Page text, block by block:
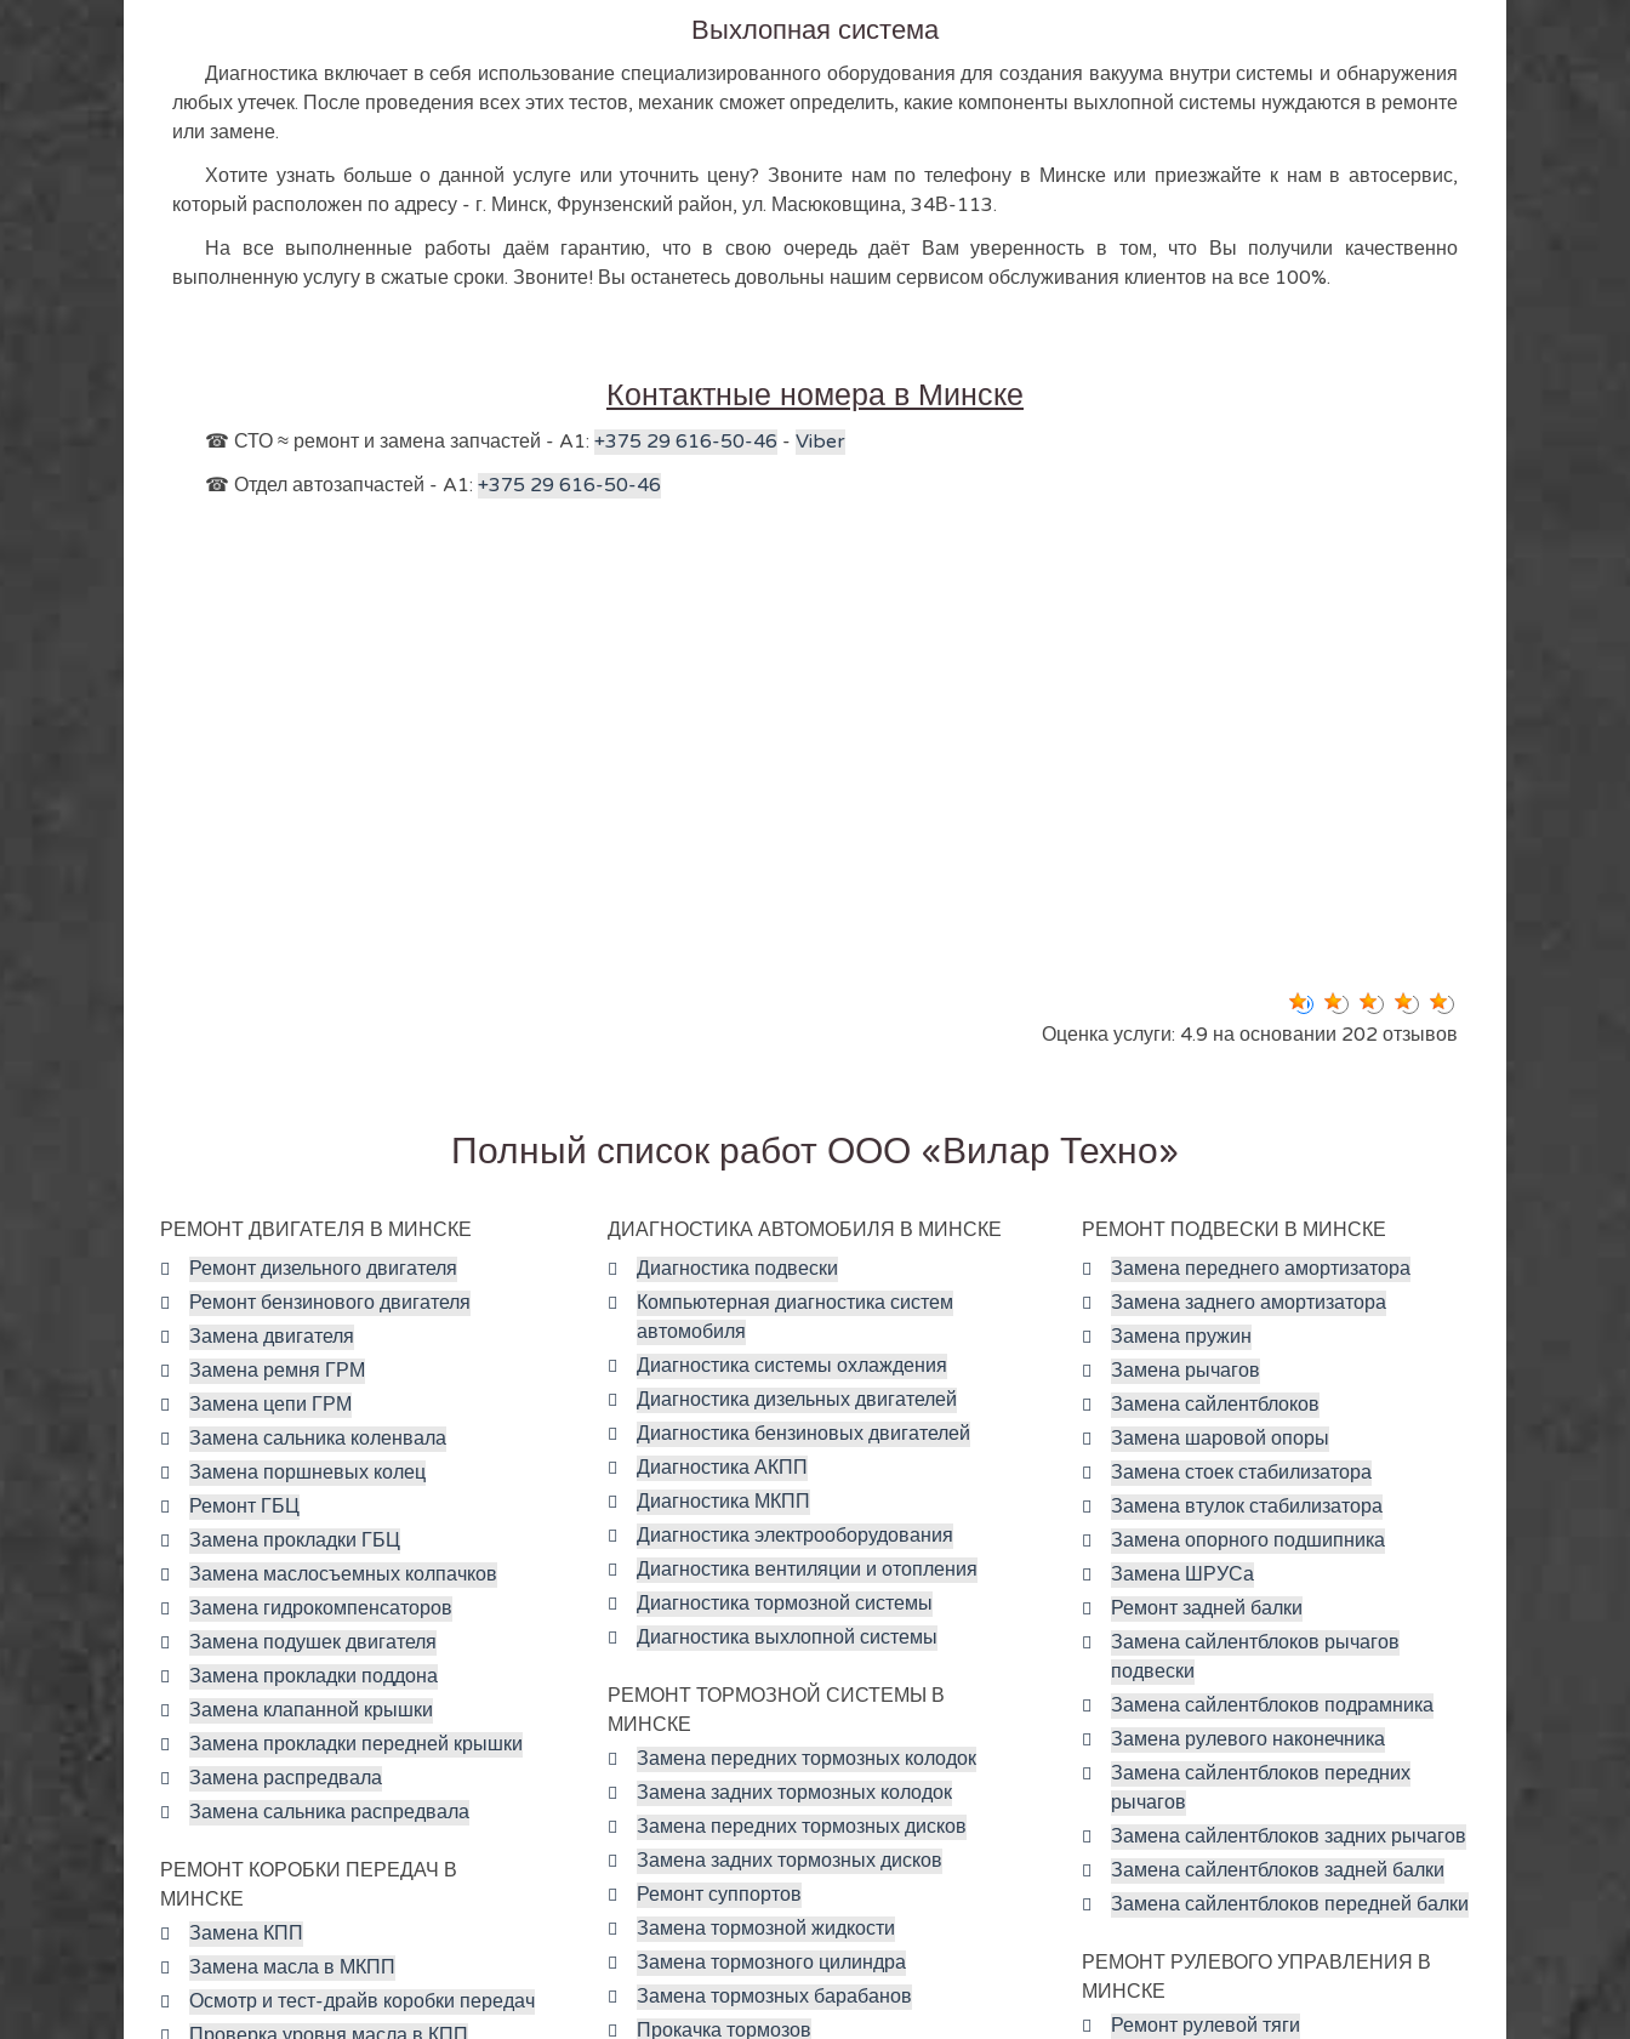
Выхлопная система
Диагностика включает в себя использование специализированного оборудования для создания вакуума внутри системы и обнаружения
любых утечек. После проведения всех этих тестов, механик сможет определить, какие компоненты выхлопной системы нуждаются в ремонте
или замене.
Хотите узнать больше о данной услуге или уточнить цену? Звоните нам по телефону в Минске или приезжайте к нам в автосервис,
который расположен по адресу - г. Минск, Фрунзенский район, ул. Масюковщина, 34В-113.
На все выполненные работы даём гарантию, что в свою очередь даёт Вам уверенность в том, что Вы получили качественно
выполненную услугу в сжатые сроки. Звоните! Вы останетесь довольны нашим сервисом обслуживания клиентов на все 100%.
Контактные номера в Минске
☎ СТО ≈ ремонт и замена запчастей - A1:+375 29 616-50-46 -Viber
☎ Отдел автозапчастей - A1:+375 29 616-50-46
Оценка услуги: 4.9 на основании 202 отзывов
Полный список работ ООО «Вилар Техно»
РЕМОНТ ДВИГАТЕЛЯ В МИНСКЕ
Ремонт дизельного двигателя
Ремонт бензинового двигателя
Замена двигателя
Замена ремня ГРМ
Замена цепи ГРМ
Замена сальника коленвала
Замена поршневых колец
Ремонт ГБЦ
Замена прокладки ГБЦ
Замена маслосъемных колпачков
Замена гидрокомпенсаторов
Замена подушек двигателя
Замена прокладки поддона
Замена клапанной крышки
Замена прокладки передней крышки
Замена распредвала
Замена сальника распредвала
РЕМОНТ КОРОБКИ ПЕРЕДАЧ В
МИНСКЕ
Замена КПП
Замена масла в МКПП
Осмотр и тест-драйв коробки передач
ДИАГНОСТИКА АВТОМОБИЛЯ В МИНСКЕ
Диагностика подвески
Компьютерная диагностика систем
автомобиля
Диагностика системы охлаждения
Диагностика дизельных двигателей
Диагностика бензиновых двигателей
Диагностика АКПП
Диагностика МКПП
Диагностика электрооборудования
Диагностика вентиляции и отопления
Диагностика тормозной системы
Диагностика выхлопной системы
РЕМОНТ ТОРМОЗНОЙ СИСТЕМЫ В
МИНСКЕ
Замена передних тормозных колодок
Замена задних тормозных колодок
Замена передних тормозных дисков
Замена задних тормозных дисков
Ремонт суппортов
Замена тормозной жидкости
Замена тормозного цилиндра
Замена тормозных барабанов
Прокачка тормозов
РЕМОНТ ПОДВЕСКИ В МИНСКЕ
Замена переднего амортизатора
Замена заднего амортизатора
Замена пружин
Замена рычагов
Замена сайлентблоков
Замена шаровой опоры
Замена стоек стабилизатора
Замена втулок стабилизатора
Замена опорного подшипника
Замена ШРУСа
Ремонт задней балки
Замена сайлентблоков рычагов
подвески
Замена сайлентблоков подрамника
Замена рулевого наконечника
Замена сайлентблоков передних
рычагов
Замена сайлентблоков задних рычагов
Замена сайлентблоков задней балки
Замена сайлентблоков передней балки
РЕМОНТ РУЛЕВОГО УПРАВЛЕНИЯ В
МИНСКЕ
Ремонт рулевой тяги